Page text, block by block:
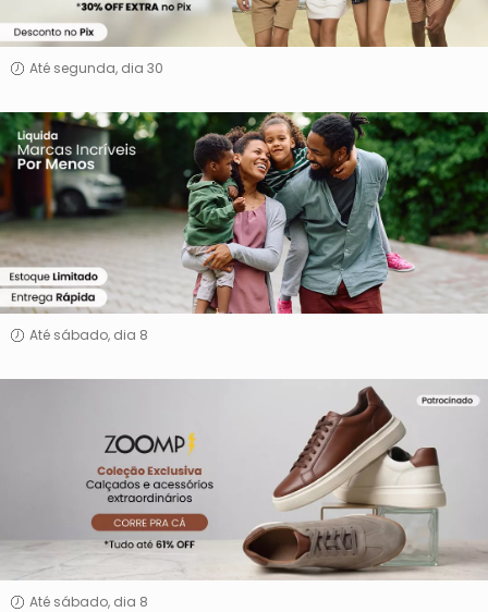
Até segunda, dia 30
Marcas
Incríveis
Por
Menos
Até sábado, dia 8
Até sábado, dia 8